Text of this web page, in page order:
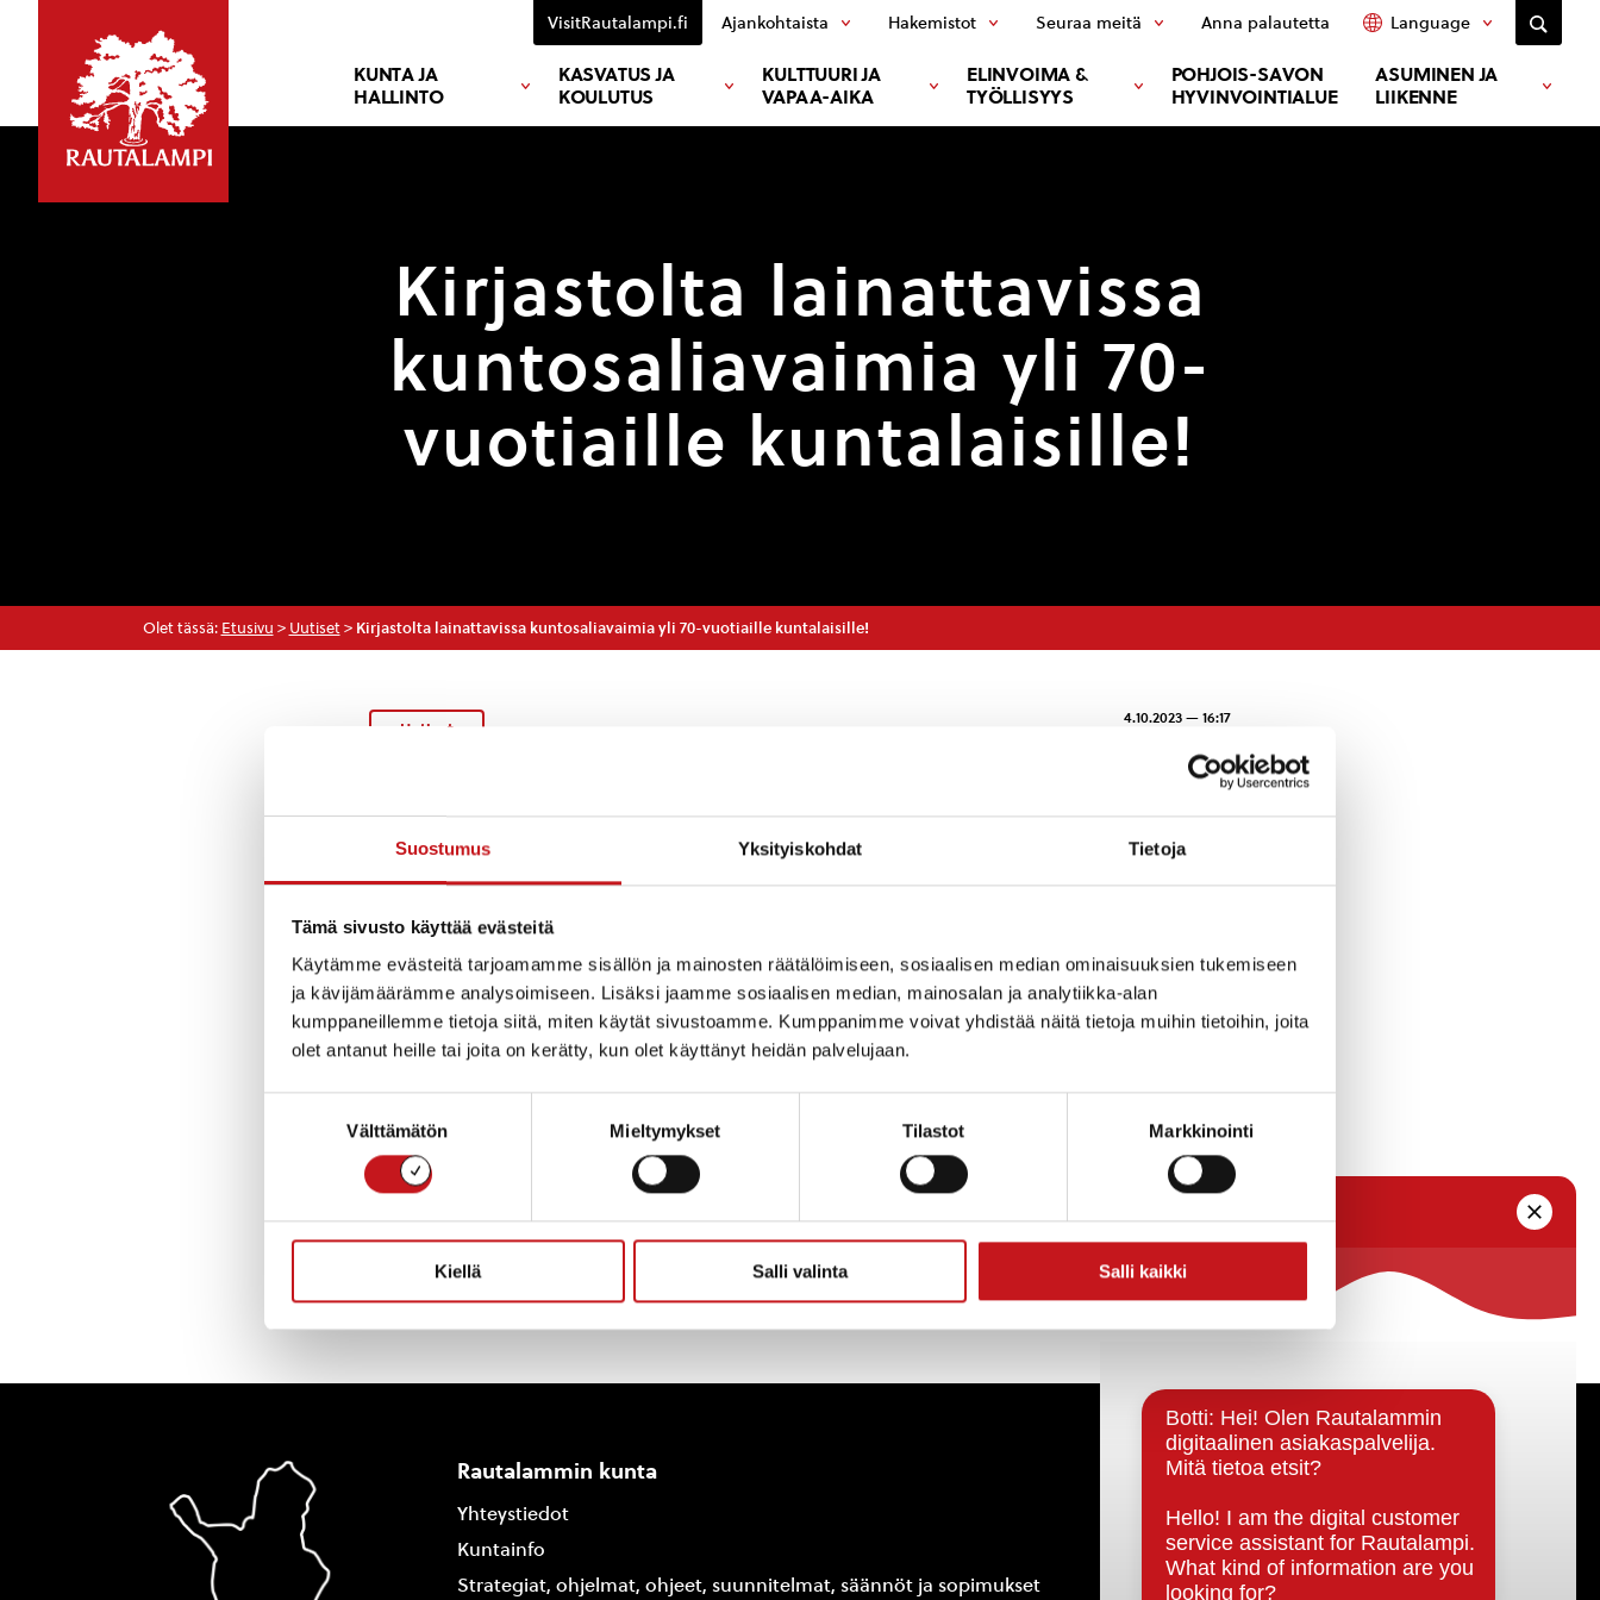
Suostumus Yksityiskohdat Tietoja
Tämä sivusto käyttää evästeitä
Käytämme evästeitä tarjoamamme sisällön ja mainosten räätälöimiseen, sosiaalisen median ominaisuuksien tukemiseen
ja kävijämäärämme analysoimiseen. Lisäksi jaamme sosiaalisen median, mainosalan ja analytiikka-alan
kumppaneillemme tietoja siitä, miten käytät sivustoamme. Kumppanimme voivat yhdistää näitä tietoja muihin tietoihin, joita
olet antanut heille tai joita on kerätty, kun olet käyttänyt heidän palvelujaan.
Välttämätön Mieltymykset Tilastot Markkinointi
Kiellä Salli valinta Salli kaikki
KUNTA JA
HALLINTO
KASVATUS JA
KOULUTUS
KULTTUURI JA
VAPAA-AIKA
ELINVOIMA &
TYÖLLISYYS
POHJOIS-SAVON
HYVINVOINTIALUE
ASUMINEN JA
LIIKENNE
VisitRautalampi.fi Ajankohtaista Hakemistot Seuraa meitä Anna palautetta Language
Kirjastolta lainattavissa
kuntosaliavaimia yli 70-
vuotiaille kuntalaisille!
Olet tässä: Etusivu > Uutiset> Kirjastolta lainattavissa kuntosaliavaimia yli 70-vuotiaille kuntalaisille!
Uutiset
4.10.2023 — 16:17
Uimahallin kuntosalin käyttö on maksutonta yli 70-vuotiaille kuntalaisille sekä
uimahallin aukioloaikoina että muina aikoina kirjastolta lainattavissa olevalla
kuntosaliavaimella.Uimahallin aukioloaikana et tarvitse erillistä kuntosaliavainta
Kuntosaliavaimen voi lainata vuorokaudeksi kerrallaan kirjastokortilla.
Kuntosaliavaimia pystyy lainaamaan kirjaston henkilökunnan ollessa paikalla.
Uimahallin aukioloajat: Uimahalli – Rautalampi.fi
Rautalammin kunta toivottaa liikunnallista vanhusten viikkoa!
« Uutishuone
Rautalammin kunta
Yhteystiedot
Kuntainfo
Strategiat, ohjelmat, ohjeet, suunnitelmat, säännöt ja sopimukset
Päätöksenteko ja lähidemokratia
Päätökset, esityslistat & pöytäkirjat
Hallinto
Kunnanhallitus